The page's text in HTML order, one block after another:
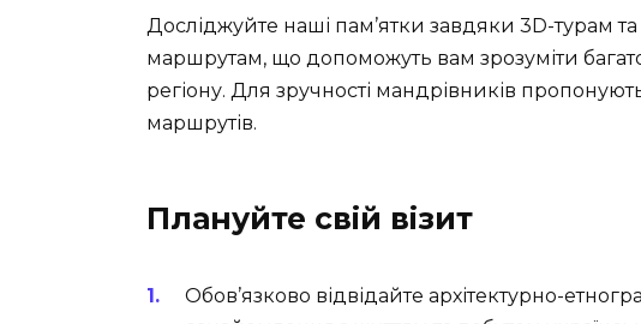
Досліджуйте наші пам’ятки завдяки 3D-турам
маршрутам, що допоможуть вам зрозуміти
регіону. Для зручності мандрівників
маршрутів.
Плануйте свій візит
Обов’язково відвідайте архітектурно-